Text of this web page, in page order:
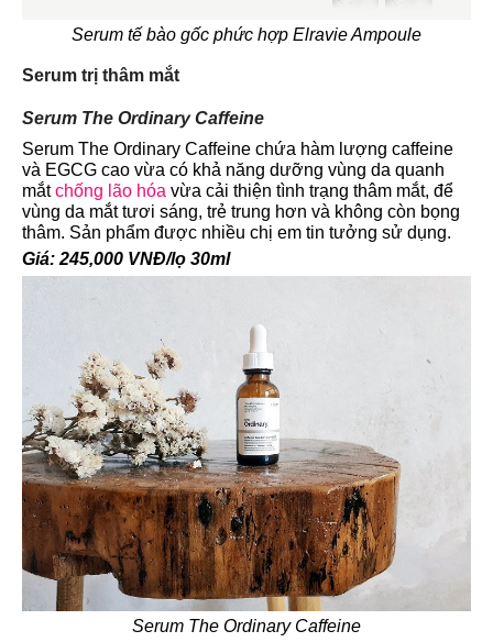
Serum tế bào gốc phức hợp Elravie Ampoule
Serum trị thâm mắt
Serum The Ordinary Caffeine
Serum The Ordinary Caffeine chứa hàm lượng caffeine
và EGCG cao vừa có khả năng dưỡng vùng da quanh
mắtchống lão hóa vừa cải thiện tình trạng thâm mắt, để
vùng da mắt tươi sáng, trẻ trung hơn và không còn bọng
thâm. Sản phẩm được nhiều chị em tin tưởng sử dụng.
Giá: 245,000 VNĐ/lọ 30ml
Serum The Ordinary Caffeine